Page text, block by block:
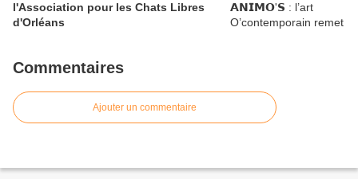
l'Association pour les Chats Libres
d'Orléans
Commentaires
Ajouter un commentaire